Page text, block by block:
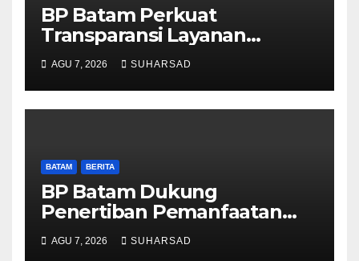
BP Batam Perkuat
Transparansi Layanan
Pertanahan, Alokasi Tanah
Reguler Segera Hadir Melalui
LMS
AGU 7, 2026 SUHARSAD
BATAM BERITA
BP Batam Dukung
Penertiban Pemanfaatan
Ruang Laut Sesuai
Ketentuan Peraturan
AGU 7, 2026 SUHARSAD